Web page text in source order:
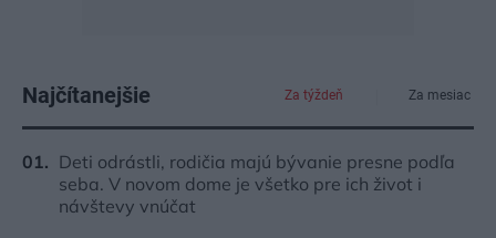
Najčítanejšie Za týždeň Za mesiac
Deti odrástli, rodičia majú bývanie presne podľa
seba. V novom dome je všetko pre ich život i
návštevy vnúčat